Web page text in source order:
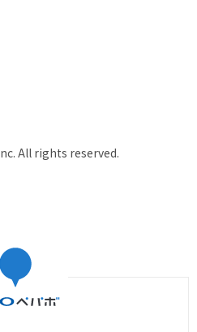
All rights reserved.